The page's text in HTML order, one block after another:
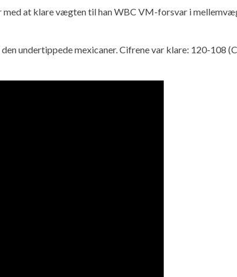
at klare vægten til han WBC VM-forsvar i
undertippede mexicaner. Cifrene var klare: 120-108